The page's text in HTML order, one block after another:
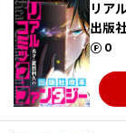
リア
出版
0
ポイント